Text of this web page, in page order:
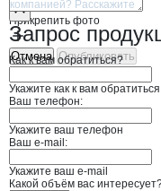
Прикрепить фото
Отмена Опубликовать
Запрос
Как к вам обратиться?
Укажите как к вам обратиться
Ваш телефон:
Укажите ваш телефон
Ваш e-mail:
Укажите ваш e-mail
Какой объём вас